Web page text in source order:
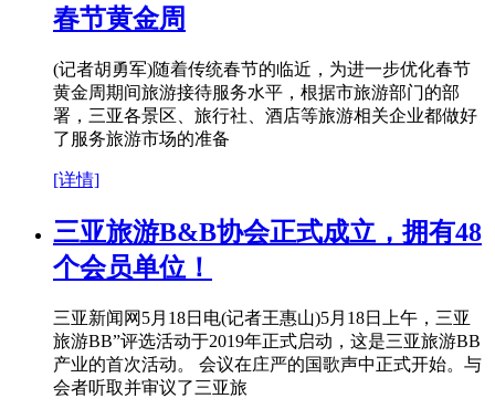
春节黄金周
(记者胡勇军)随着传统春节的临近，为进一步优化春节
黄金周期间旅游接待服务水平，根据市旅游部门的部
署，三亚各景区、旅行社、酒店等旅游相关企业都做好
了服务旅游市场的准备
[详情]
三亚旅游B&B协会正式成立，拥有48
个会员单位！
三亚新闻网5月18日电(记者王惠山)5月18日上午，三亚
旅游BB”评选活动于2019年正式启动，这是三亚旅游BB
产业的首次活动。 会议在庄严的国歌声中正式开始。与
会者听取并审议了三亚旅